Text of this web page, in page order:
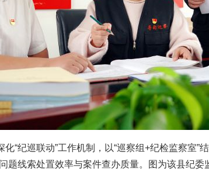
纪巡联动”工作机制，以“巡察组+纪检监察室”
题线索处置效率与案件查办质量。图为该县纪